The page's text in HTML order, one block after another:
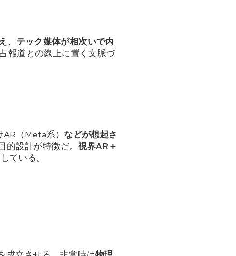
、テック媒体が相次いで内
報道との線上に置く文脈づ
AR（Meta系）などが想起さ
的設計が特徴だ。視界AR＋
ている。